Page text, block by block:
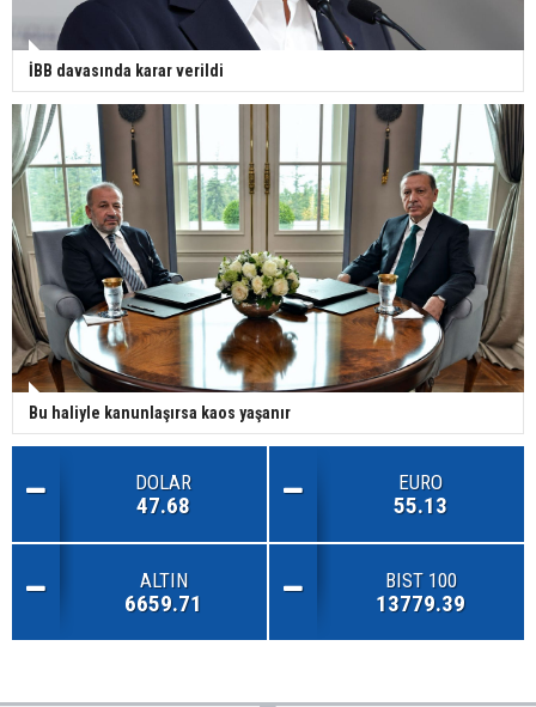
İBB davasında karar verildi
Bu haliyle kanunlaşırsa kaos yaşanır
DOLAR
47.68
EURO
55.13
ALTIN
6659.71
BIST 100
13779.39